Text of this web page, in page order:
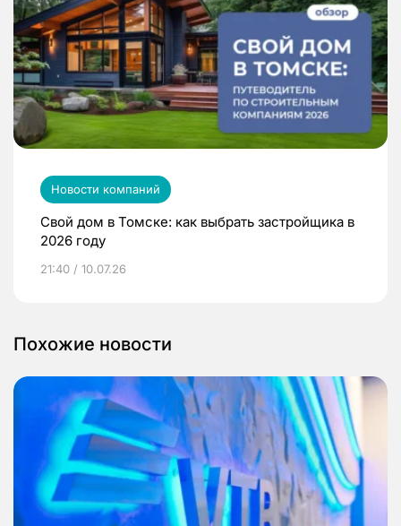
Новости компаний
Свой дом в Томске: как выбрать застройщика в
2026 году
21:40 / 10.07.26
Похожие новости